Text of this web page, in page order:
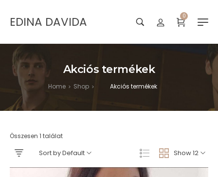
EDINA DAVIDA 0
Akciós termékek
Home > Shop > Akciós termékek
Összesen 1 találat
Show 12
Sort by Default